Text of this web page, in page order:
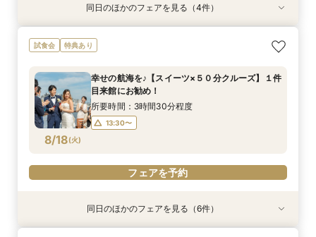
特典あり
8/17(月)
【非日常空間へようこそ♪】豪華フレンチ試食×ラ
ンチクルーズ体験×プラン特別特典付き相談会
所要時間：4時間30分程度
8/17(月)
【少人数での結婚式にオススメ！】じっくりご見
学×アットホームパーティー相談フェア
9:00〜
10:30〜
15:00〜
8/17(月)
【★平日限定★】ゆったり船内見学＆ウェディン
グクルーズ相談会
10:30〜 14:00〜
8/17(月)
【オンライン相談会】お手軽３Dウォークでご見
学♪運命の会場がここに・・★
10:30〜 13:00〜
同日のほかのフェアを見る（4件）
試食会 特典あり
8/18(火)
幸せの航海を♪【スイーツ×５０分クルーズ】１件
目来館にお勧め！
所要時間：3時間30分程度
13:30〜
フェアを予約
特典あり
特典あり同日のほかのフェアを見る（6件）